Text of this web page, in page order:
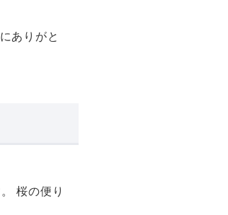
ありがと
桜の便り